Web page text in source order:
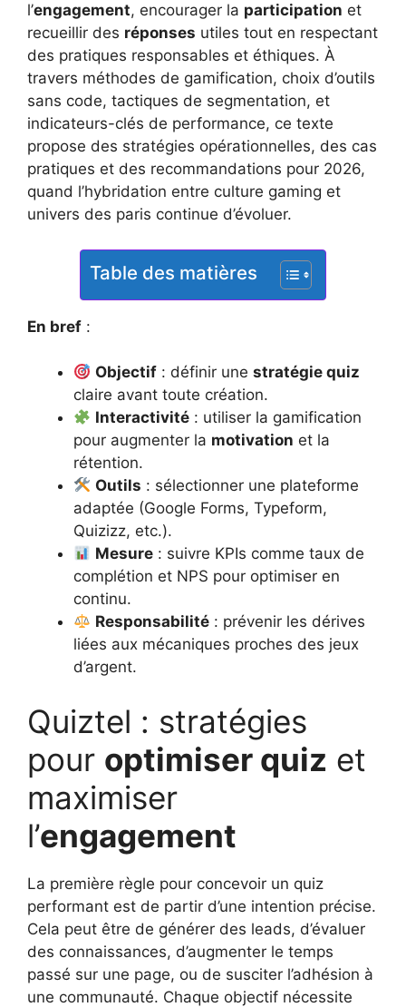
l’engagement, encourager la participation et
recueillir des réponses utiles tout en respectant
des pratiques responsables et éthiques. À
travers méthodes de gamification, choix d’outils
sans code, tactiques de segmentation, et
indicateurs-clés de performance, ce texte
propose des stratégies opérationnelles, des cas
pratiques et des recommandations pour 2026,
quand l’hybridation entre culture gaming et
univers des paris continue d’évoluer.
Table des matières
En bref :
Objectif : définir unestratégie quiz
claire avant toute création.
Interactivité : utiliser la gamification
pour augmenter la motivation et la
rétention.
Outils : sélectionner une plateforme
adaptée (Google Forms, Typeform,
Quizizz, etc.).
Mesure : suivre KPIs comme taux de
complétion et NPS pour optimiser en
continu.
Responsabilité : prévenir les dérives
liées aux mécaniques proches des jeux
d’argent.
Quiztel : stratégies
pour optimiser quiz et
maximiser
l’engagement
La première règle pour concevoir un quiz
performant est de partir d’une intention précise.
Cela peut être de générer des leads, d’évaluer
des connaissances, d’augmenter le temps
passé sur une page, ou de susciter l’adhésion à
une communauté. Chaque objectif nécessite